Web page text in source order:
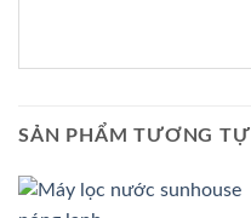
SẢN PHẨM TƯƠNG TỰ